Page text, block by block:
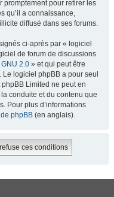
promptement pour retirer les
qu’il a connaissance,
diffusé dans ses forums.
ci-après par « logiciel
de forum de discussions
2.0 » et qui peut être
Le logiciel phpBB a pour seul
Limited ne peut en
conduite et du contenu que
Pour plus d’informations
de phpBB (en anglais).